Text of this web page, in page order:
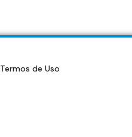
Termos de Uso